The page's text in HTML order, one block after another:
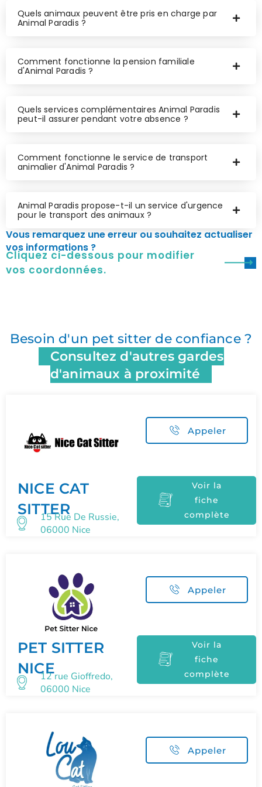
Quels animaux peuvent être pris en charge par
Animal Paradis ?
Comment fonctionne la pension familiale
d'Animal Paradis ?
Quels services complémentaires Animal Paradis
peut-il assurer pendant votre absence ?
Comment fonctionne le service de transport
animalier d'Animal Paradis ?
Animal Paradis propose-t-il un service d'urgence
pour le transport des animaux ?
Vous remarquez une erreur ou souhaitez actualiser
vos informations ?
Cliquez ci-dessous pour modifier
vos coordonnées.
Besoin d'un pet sitter de confiance ?
Consultez d'autres gardes
d'animaux à proximité
NICE CAT
SITTER
15 Rue De Russie,
06000 Nice
Appeler
Voir la
fiche
complète
PET SITTER
NICE12 rue Gioffredo,
06000 Nice
Appeler
Voir la
fiche
complète
Appeler